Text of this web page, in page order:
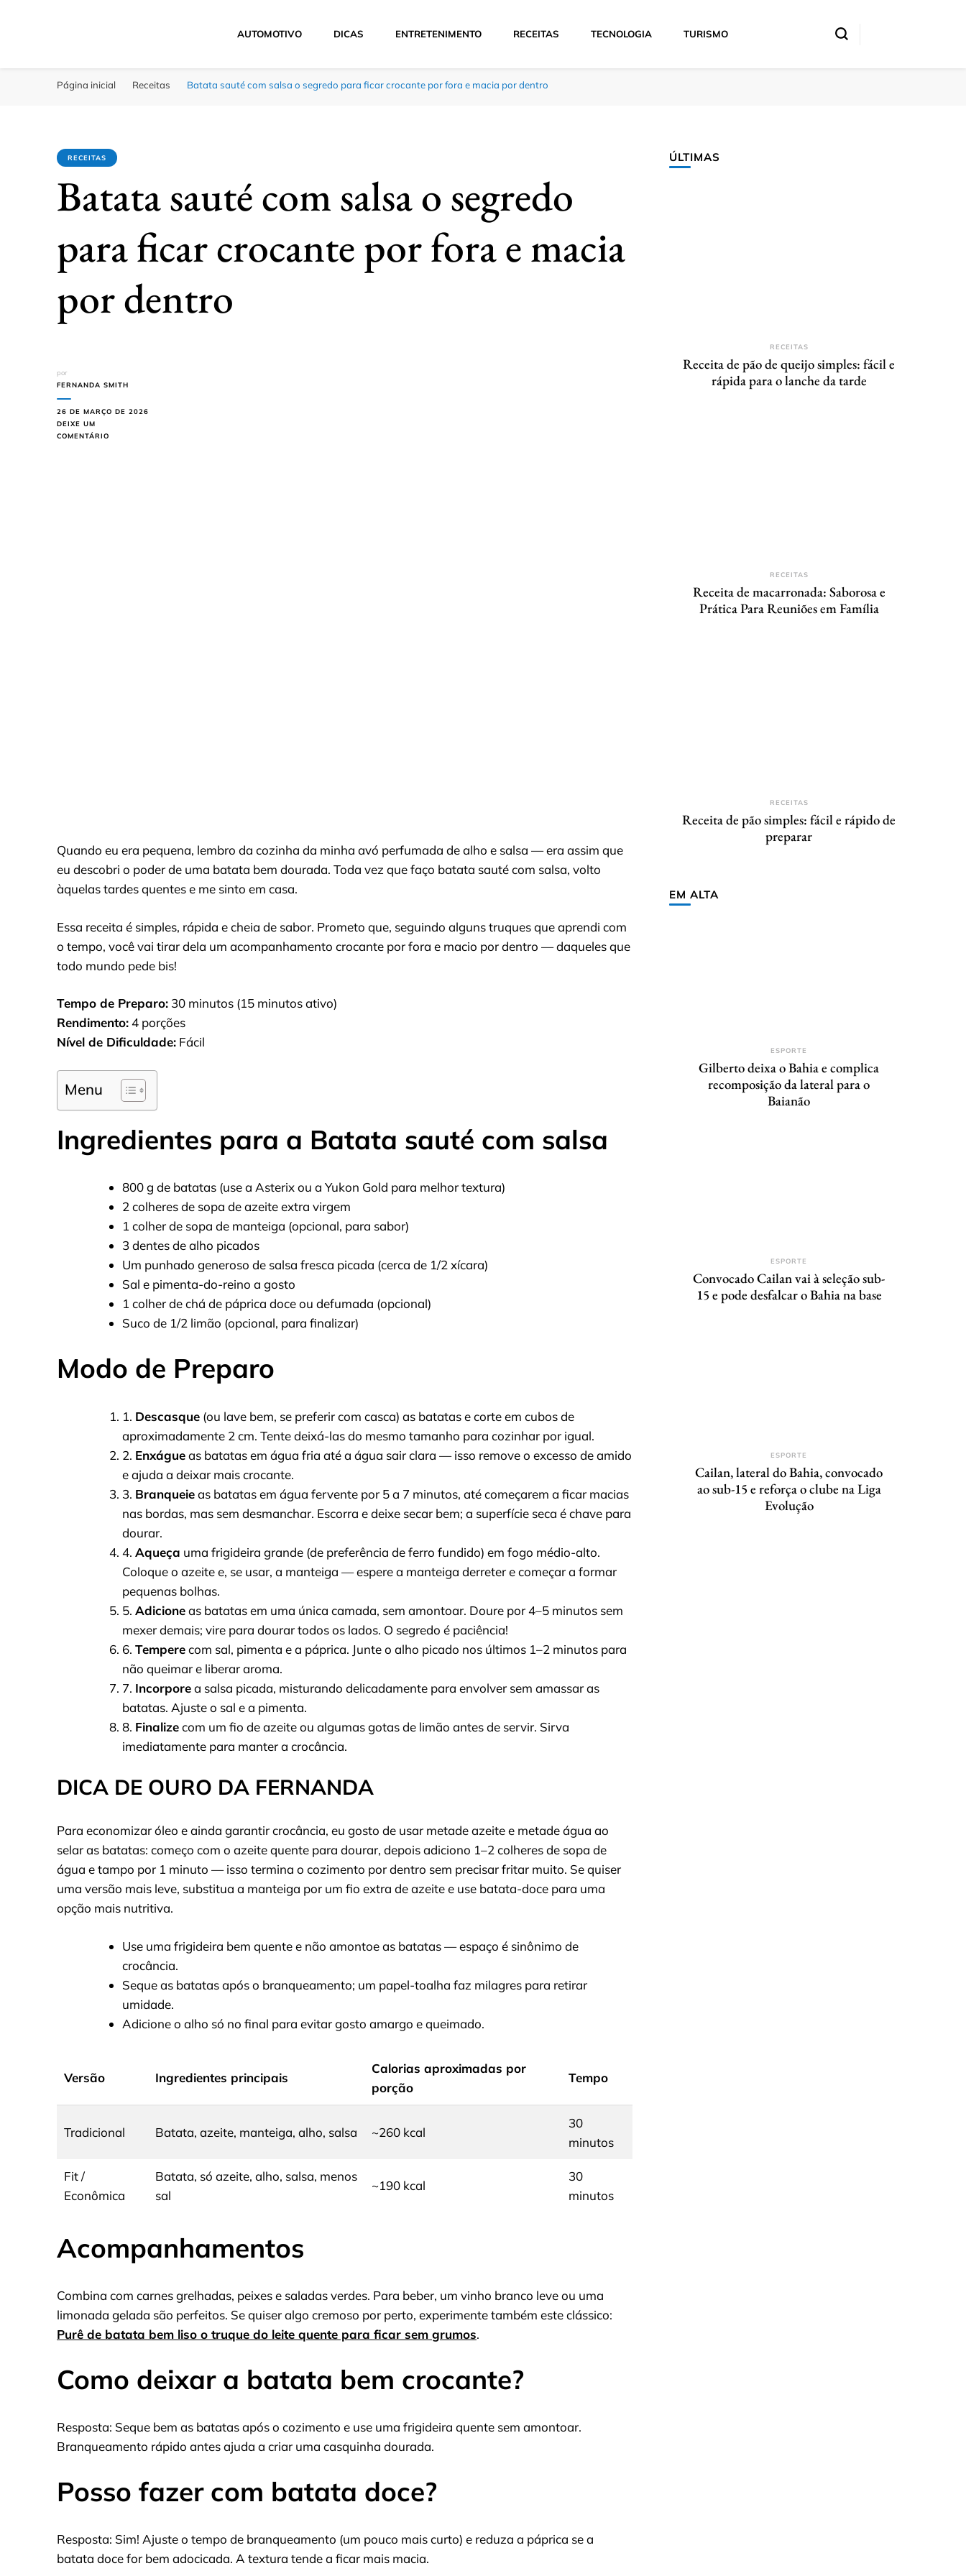
Click Bahia
AUTOMOTIVO DICAS ENTRETENIMENTO RECEITAS TECNOLOGIA TURISMO
Página inicial Receitas Batata sauté com salsa o segredo para ficar crocante por fora e macia por dentro
RECEITAS
Batata sauté com salsa o segredo
para ficar crocante por fora e macia
por dentro
por
FERNANDA SMITH
26 DE MARÇO DE 2026
DEIXE UM
COMENTÁRIO
Quando eu era pequena, lembro da cozinha da minha avó perfumada de alho e salsa — era assim que
eu descobri o poder de uma batata bem dourada. Toda vez que faço batata sauté com salsa, volto
àquelas tardes quentes e me sinto em casa.
Essa receita é simples, rápida e cheia de sabor. Prometo que, seguindo alguns truques que aprendi com
o tempo, você vai tirar dela um acompanhamento crocante por fora e macio por dentro — daqueles que
todo mundo pede bis!
Tempo de Preparo: 30 minutos (15 minutos ativo)
Rendimento:4 porções
Nível de Dificuldade: Fácil
Menu
Ingredientes para a Batata sauté com salsa
800 g de batatas (use a Asterix ou a Yukon Gold para melhor textura)
2 colheres de sopa de azeite extra virgem
1 colher de sopa de manteiga (opcional, para sabor)
3 dentes de alho picados
Um punhado generoso de salsa fresca picada (cerca de 1/2 xícara)
Sal e pimenta-do-reino a gosto
1 colher de chá de páprica doce ou defumada (opcional)
Suco de 1/2 limão (opcional, para finalizar)
Modo de Preparo
1. Descasque (ou lave bem, se preferir com casca) as batatas e corte em cubos de
aproximadamente 2 cm. Tente deixá-las do mesmo tamanho para cozinhar por igual.
2. Enxágueas batatas em água fria até a água sair clara — isso remove o excesso de amido
e ajuda a deixar mais crocante.
3. Branqueieas batatas em água fervente por 5 a 7 minutos, até começarem a ficar macias
nas bordas, mas sem desmanchar. Escorra e deixe secar bem; a superfície seca é chave para
dourar.
4. Aqueça uma frigideira grande (de preferência de ferro fundido) em fogo médio-alto.
Coloque o azeite e, se usar, a manteiga — espere a manteiga derreter e começar a formar
pequenas bolhas.
5. Adicioneas batatas em uma única camada, sem amontoar. Doure por 4–5 minutos sem
mexer demais; vire para dourar todos os lados. O segredo é paciência!
6. Temperecom sal, pimenta e a páprica. Junte o alho picado nos últimos 1–2 minutos para
não queimar e liberar aroma.
7. Incorporea salsa picada, misturando delicadamente para envolver sem amassar as
batatas. Ajuste o sal e a pimenta.
8. Finalizecom um fio de azeite ou algumas gotas de limão antes de servir. Sirva
imediatamente para manter a crocância.
DICA DE OURO DA FERNANDA
Para economizar óleo e ainda garantir crocância, eu gosto de usar metade azeite e metade água ao
selar as batatas: começo com o azeite quente para dourar, depois adiciono 1–2 colheres de sopa de
água e tampo por 1 minuto — isso termina o cozimento por dentro sem precisar fritar muito. Se quiser
uma versão mais leve, substitua a manteiga por um fio extra de azeite e use batata-doce para uma
opção mais nutritiva.
Use uma frigideira bem quente e não amontoe as batatas — espaço é sinônimo de
crocância.
Seque as batatas após o branqueamento; um papel-toalha faz milagres para retirar
umidade.
Adicione o alho só no final para evitar gosto amargo e queimado.
Versão Ingredientes principais
Calorias aproximadas por
porção
Tempo
Tradicional Batata, azeite, manteiga, alho, salsa ~260 kcal
30
minutos
Fit /
Econômica
Batata, só azeite, alho, salsa, menos
sal
~190 kcal
30
minutos
Acompanhamentos
Combina com carnes grelhadas, peixes e saladas verdes. Para beber, um vinho branco leve ou uma
limonada gelada são perfeitos. Se quiser algo cremoso por perto, experimente também este clássico:
Purê de batata bem liso o truque do leite quente para ficar sem grumos.
Como deixar a batata bem crocante?
Resposta: Seque bem as batatas após o cozimento e use uma frigideira quente sem amontoar.
Branqueamento rápido antes ajuda a criar uma casquinha dourada.
Posso fazer com batata doce?
Resposta: Sim! Ajuste o tempo de branqueamento (um pouco mais curto) e reduza a páprica se a
batata doce for bem adocicada. A textura tende a ficar mais macia.
ÚLTIMAS
RECEITAS
Receita de pão de queijo simples: fácil e
rápida para o lanche da tarde
RECEITAS
Receita de macarronada: Saborosa e
Prática Para Reuniões em Família
RECEITAS
Receita de pão simples: fácil e rápido de
preparar
EM ALTA
ESPORTE
Gilberto deixa o Bahia e complica
recomposição da lateral para o
Baianão
ESPORTE
Convocado Cailan vai à seleção sub-
15 e pode desfalcar o Bahia na base
ESPORTE
Cailan, lateral do Bahia, convocado
ao sub-15 e reforça o clube na Liga
Evolução